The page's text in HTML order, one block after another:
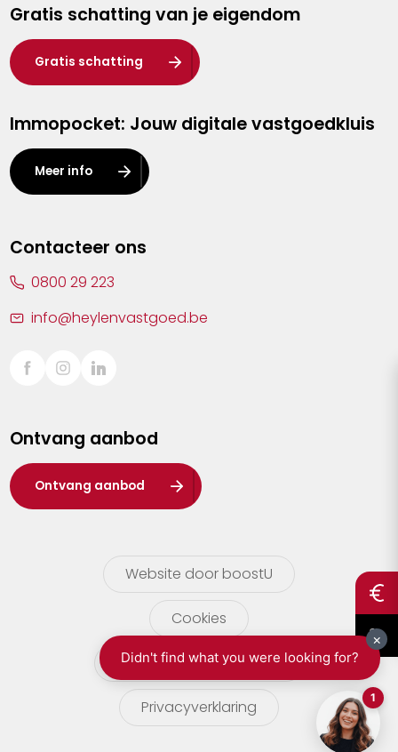
Hasselt
Heist-op-den-Berg
Herentals
Kalmthout
Leuven
Lier
Sint-Truiden
Waasland
Wuustwezel
Zoersel
Gratis schatting van je eigendom
Gratis schatting
Immopocket: Jouw digitale vastgoedkluis
Meer info
Contacteer ons
0800 29 223
info@heylenvastgoed.be
Ontvang aanbod
Ontvang aanbod
Website door boostU
Cookies
gebruikersvoorwaarden
Privacyverklaring